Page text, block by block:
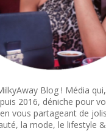
Blog ! Média
2016, déniche pour
vous partageant de
la mode, le lifestyle